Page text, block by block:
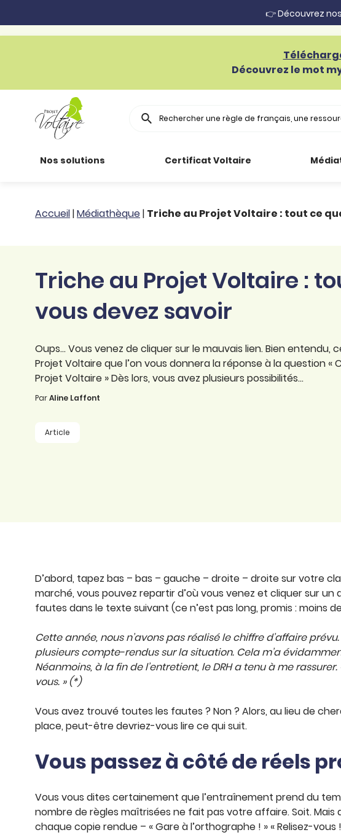
👉 Découvrez nos
Découvrez le mot
Rechercher
Nos solutions
Particuliers
Certifier ses compétences
Évaluer le niveau de ses
salariés
Certificat Voltaire
Toutes nos
professionnel
Animer une classe
Accompagner ses
salariés
Explorer la langue
Conjugaison
d’orthographe
Syntaxe
Accueil|Médiathèque| Triche au Projet Voltaire : tout ce
Triche au Projet Voltaire :
vous devez savoir
Oups… Vous venez de cliquer sur le mauvais lien. Bien entendu,
Projet Voltaire que l’on vous donnera la réponse à la question
Projet Voltaire » Dès lors, vous avez plusieurs possibilités…
ParAline Laffont
Article
D’abord, tapez bas – bas – gauche – droite – droite sur votre
marché, vous pouvez repartir d’où vous venez et cliquer sur
fautes dans le texte suivant (ce n’est pas long, promis : moins
Cette année, nous n’avons pas réalisé le chiffre d’affaire
plusieurs compte-rendus sur la situation. Cela m’a
Néanmoins, à la fin de l’entretient, le DRH a tenu à me
vous. » (*)
Vous avez trouvé toutes les fautes ? Non ? Alors, au lieu de
place, peut-être devriez-vous lire ce qui suit.
Vous passez à côté de réels
Vous vous dites certainement que l’entraînement prend du
nombre de règles maîtrisées ne fait pas votre affaire. Soit.
chaque copie rendue – « Gare à l’orthographe ! » « Relisez-